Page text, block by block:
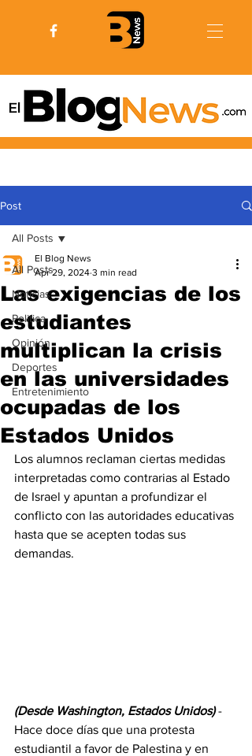
Post
All Posts
Noticias
Politica
Opinión
Deportes
Entretenimiento
All Posts
Las exigencias de los
estudiantes
multiplican la crisis
en las universidades
ocupadas de los
Estados Unidos
El Blog News
Apr 29, 2024 3 min read
Los alumnos reclaman ciertas medidas
interpretadas como contrarias al Estado
de Israel y apuntan a profundizar el
conflicto con las autoridades educativas
hasta que se acepten todas sus
demandas.
(Desde Washington, Estados Unidos) -
Hace doce días que una protesta
estudiantil a favor de Palestina y en